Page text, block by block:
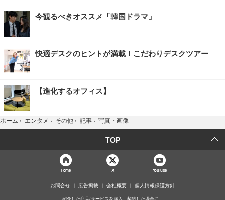
今観るべきオススメ「韓国ドラマ」
快適デスクのヒントが満載！こだわりデスクツアー
【進化するオフィス】
ホーム › エンタメ › その他 › 記事 › 写真・画像
TOP
Home X YouTube
お問合せ 広告掲載 会社概要 個人情報保護方針